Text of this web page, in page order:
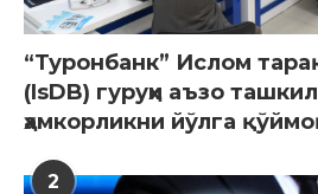
“Туронбанк” Ислом
(IsDB) гуруҳи аъзо
ҳамкорликни йўлга
2